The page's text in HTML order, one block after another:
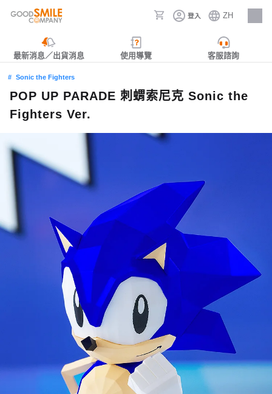
登入 ZH
人才招募
最新消息／出貨消息 使用導覽 客服諮詢
Sonic the Fighters
POP UP PARADE 刺蝟索尼克 Sonic the
Fighters Ver.